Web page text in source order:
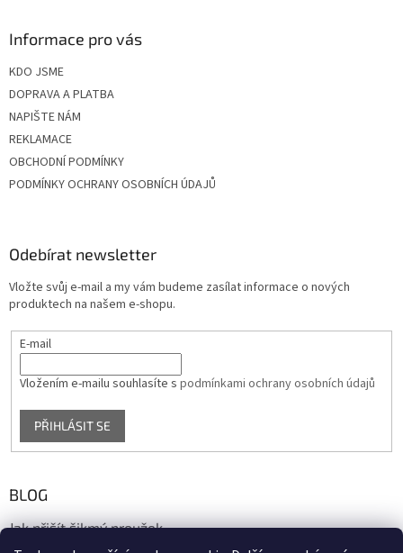
Informace pro vás
KDO JSME
DOPRAVA A PLATBA
NAPIŠTE NÁM
REKLAMACE
OBCHODNÍ PODMÍNKY
PODMÍNKY OCHRANY OSOBNÍCH ÚDAJŮ
Odebírat newsletter
Vložte svůj e-mail a my vám budeme zasílat informace o nových
produktech na našem e-shopu.
E-mail
Vložením e-mailu souhlasíte s podmínkami ochrany osobních údajů
PŘIHLÁSIT SE
BLOG
Jak přišít šikmý proužek